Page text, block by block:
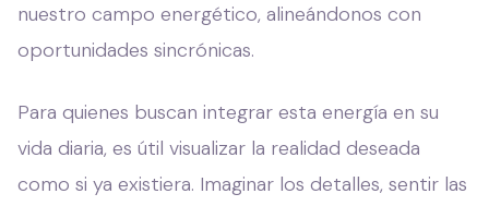
nuestro campo energético, alineándonos con
oportunidades sincrónicas.
Para quienes buscan integrar esta energía en su
vida diaria, es útil visualizar la realidad deseada
como si ya existiera. Imaginar los detalles, sentir las